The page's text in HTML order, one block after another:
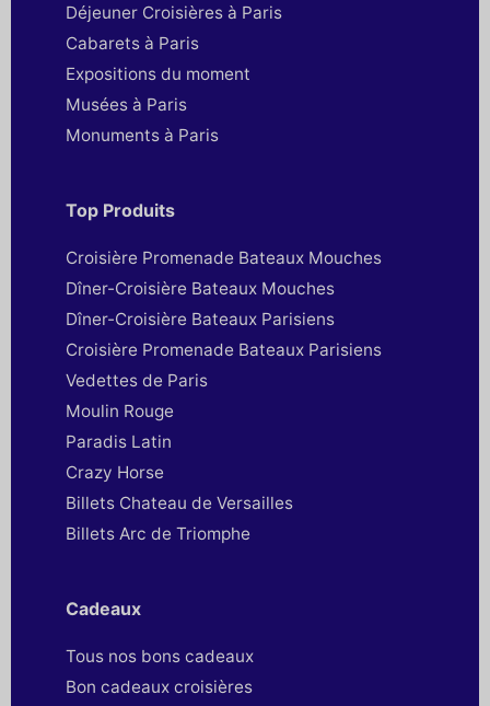
Déjeuner Croisières à Paris
Cabarets à Paris
Expositions du moment
Musées à Paris
Monuments à Paris
Top Produits
Croisière Promenade Bateaux Mouches
Dîner-Croisière Bateaux Mouches
Dîner-Croisière Bateaux Parisiens
Croisière Promenade Bateaux Parisiens
Vedettes de Paris
Moulin Rouge
Paradis Latin
Crazy Horse
Billets Chateau de Versailles
Billets Arc de Triomphe
Cadeaux
Tous nos bons cadeaux
Bon cadeaux croisières